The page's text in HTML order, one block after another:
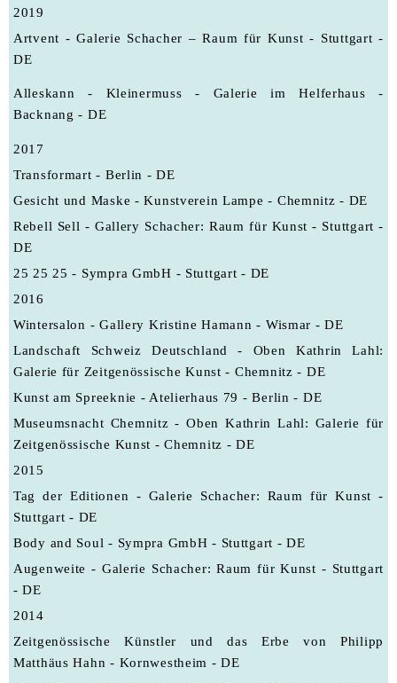
2019
Artvent - Galerie Schacher – Raum für Kunst - Stuttgart -
DE
Alleskann - Kleinermuss - Galerie im Helferhaus -
Backnang - DE
2017
Transformart - Berlin - DE
Gesicht und Maske - Kunstverein Lampe - Chemnitz - DE
Rebell Sell - Gallery Schacher: Raum für Kunst - Stuttgart -
DE
25 25 25 - Sympra GmbH - Stuttgart - DE
2016
Wintersalon - Gallery Kristine Hamann - Wismar - DE
Landschaft Schweiz Deutschland - Oben Kathrin Lahl:
Galerie für Zeitgenössische Kunst - Chemnitz - DE
Kunst am Spreeknie - Atelierhaus 79 - Berlin - DE
Museumsnacht Chemnitz - Oben Kathrin Lahl: Galerie für
Zeitgenössische Kunst - Chemnitz - DE
2015
Tag der Editionen - Galerie Schacher: Raum für Kunst -
Stuttgart - DE
Body and Soul - Sympra GmbH - Stuttgart - DE
Augenweite - Galerie Schacher: Raum für Kunst - Stuttgart
- DE
2014
Zeitgenössische Künstler und das Erbe von Philipp
Matthäus Hahn - Kornwestheim - DE